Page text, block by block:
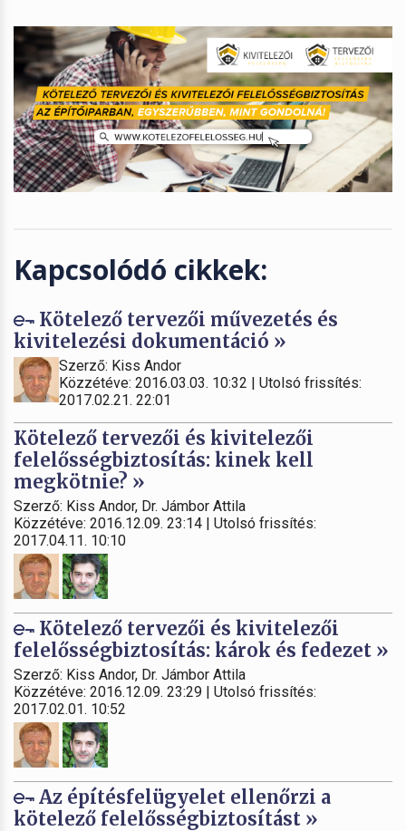
Kapcsolódó cikkek:
Kötelező tervezői művezetés és
kivitelezési dokumentáció »
Szerző: Kiss Andor
Közzétéve: 2016.03.03. 10:32 | Utolsó frissítés:
2017.02.21. 22:01
Kötelező tervezői és kivitelezői
felelősségbiztosítás: kinek kell
megkötnie? »
Szerző: Kiss Andor, Dr. Jámbor Attila
Közzétéve: 2016.12.09. 23:14 | Utolsó frissítés:
2017.04.11. 10:10
Kötelező tervezői és kivitelezői
felelősségbiztosítás: károk és fedezet »
Szerző: Kiss Andor, Dr. Jámbor Attila
Közzétéve: 2016.12.09. 23:29 | Utolsó frissítés:
2017.02.01. 10:52
Az építésfelügyelet ellenőrzi a
kötelező felelősségbiztosítást »